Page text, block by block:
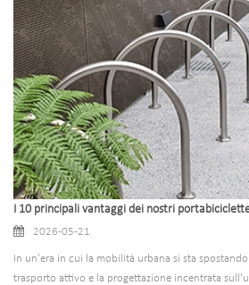
pubblici, i portabiciclette commerciali di alta
termine per proprietà commerciali e pubbliche. In
l'importanza delle soluzioni professionali per il
di portabici tradizionali, i suggerimenti per la
motivo per cui i nostri portabici commerciali si
e soluzioni di progetto personalizzate.
I 10 principali vantaggi dei nostri
2026-05-21
In un'era in cui la mobilità urbana si sta
trasporto attivo e la progettazione incentrata